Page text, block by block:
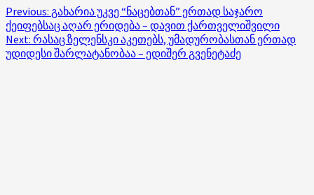
Post
navigation
Previous: გახარია უკვე “ნაცებთან” ერთად საჯარო
ქეიფებსაც აღარ ერიდება – დავით ქართველიშვილი
Next: რასაც ზელენსკი აკეთებს, უმადურობასთან ერთად
უდიდესი შარლატანობაა – ედიშერ გვენეტაძე